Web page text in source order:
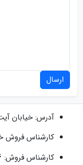
ارسال
آدرس: خیابان
کارشناس فروش
کارشناس فروش: